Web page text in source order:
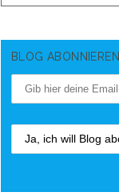
BLOG ABONNIEREN